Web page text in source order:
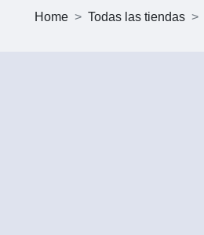
Home Todas las tiendas